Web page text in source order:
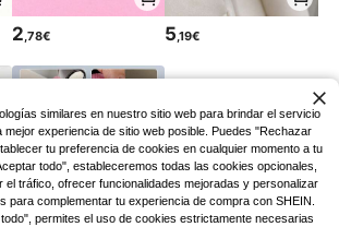
2 ,78€ 5 ,19€
similares en nuestro sitio web para brindar el servicio
experiencia de sitio web posible. Puedes "Rechazar
tu preferencia de cookies en cualquier momento a tu
todo", estableceremos todas las cookies opcionales,
el tráfico, ofrecer funcionalidades mejoradas y personalizar
para complementar tu experiencia de compra con SHEIN.
permites el uso de cookies estrictamente necesarias